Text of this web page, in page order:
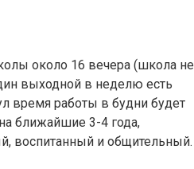
около 16 вечера (школа не
выходной в неделю есть
время работы в будни будет
ближайшие 3-4 года,
воспитанный и общительный.